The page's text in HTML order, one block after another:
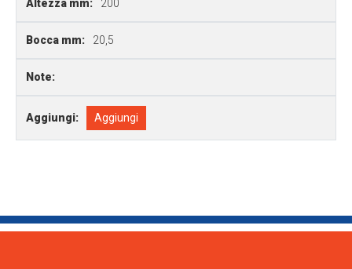
Altezza mm: 200
Bocca mm: 20,5
Note:
Aggiungi: Aggiungi